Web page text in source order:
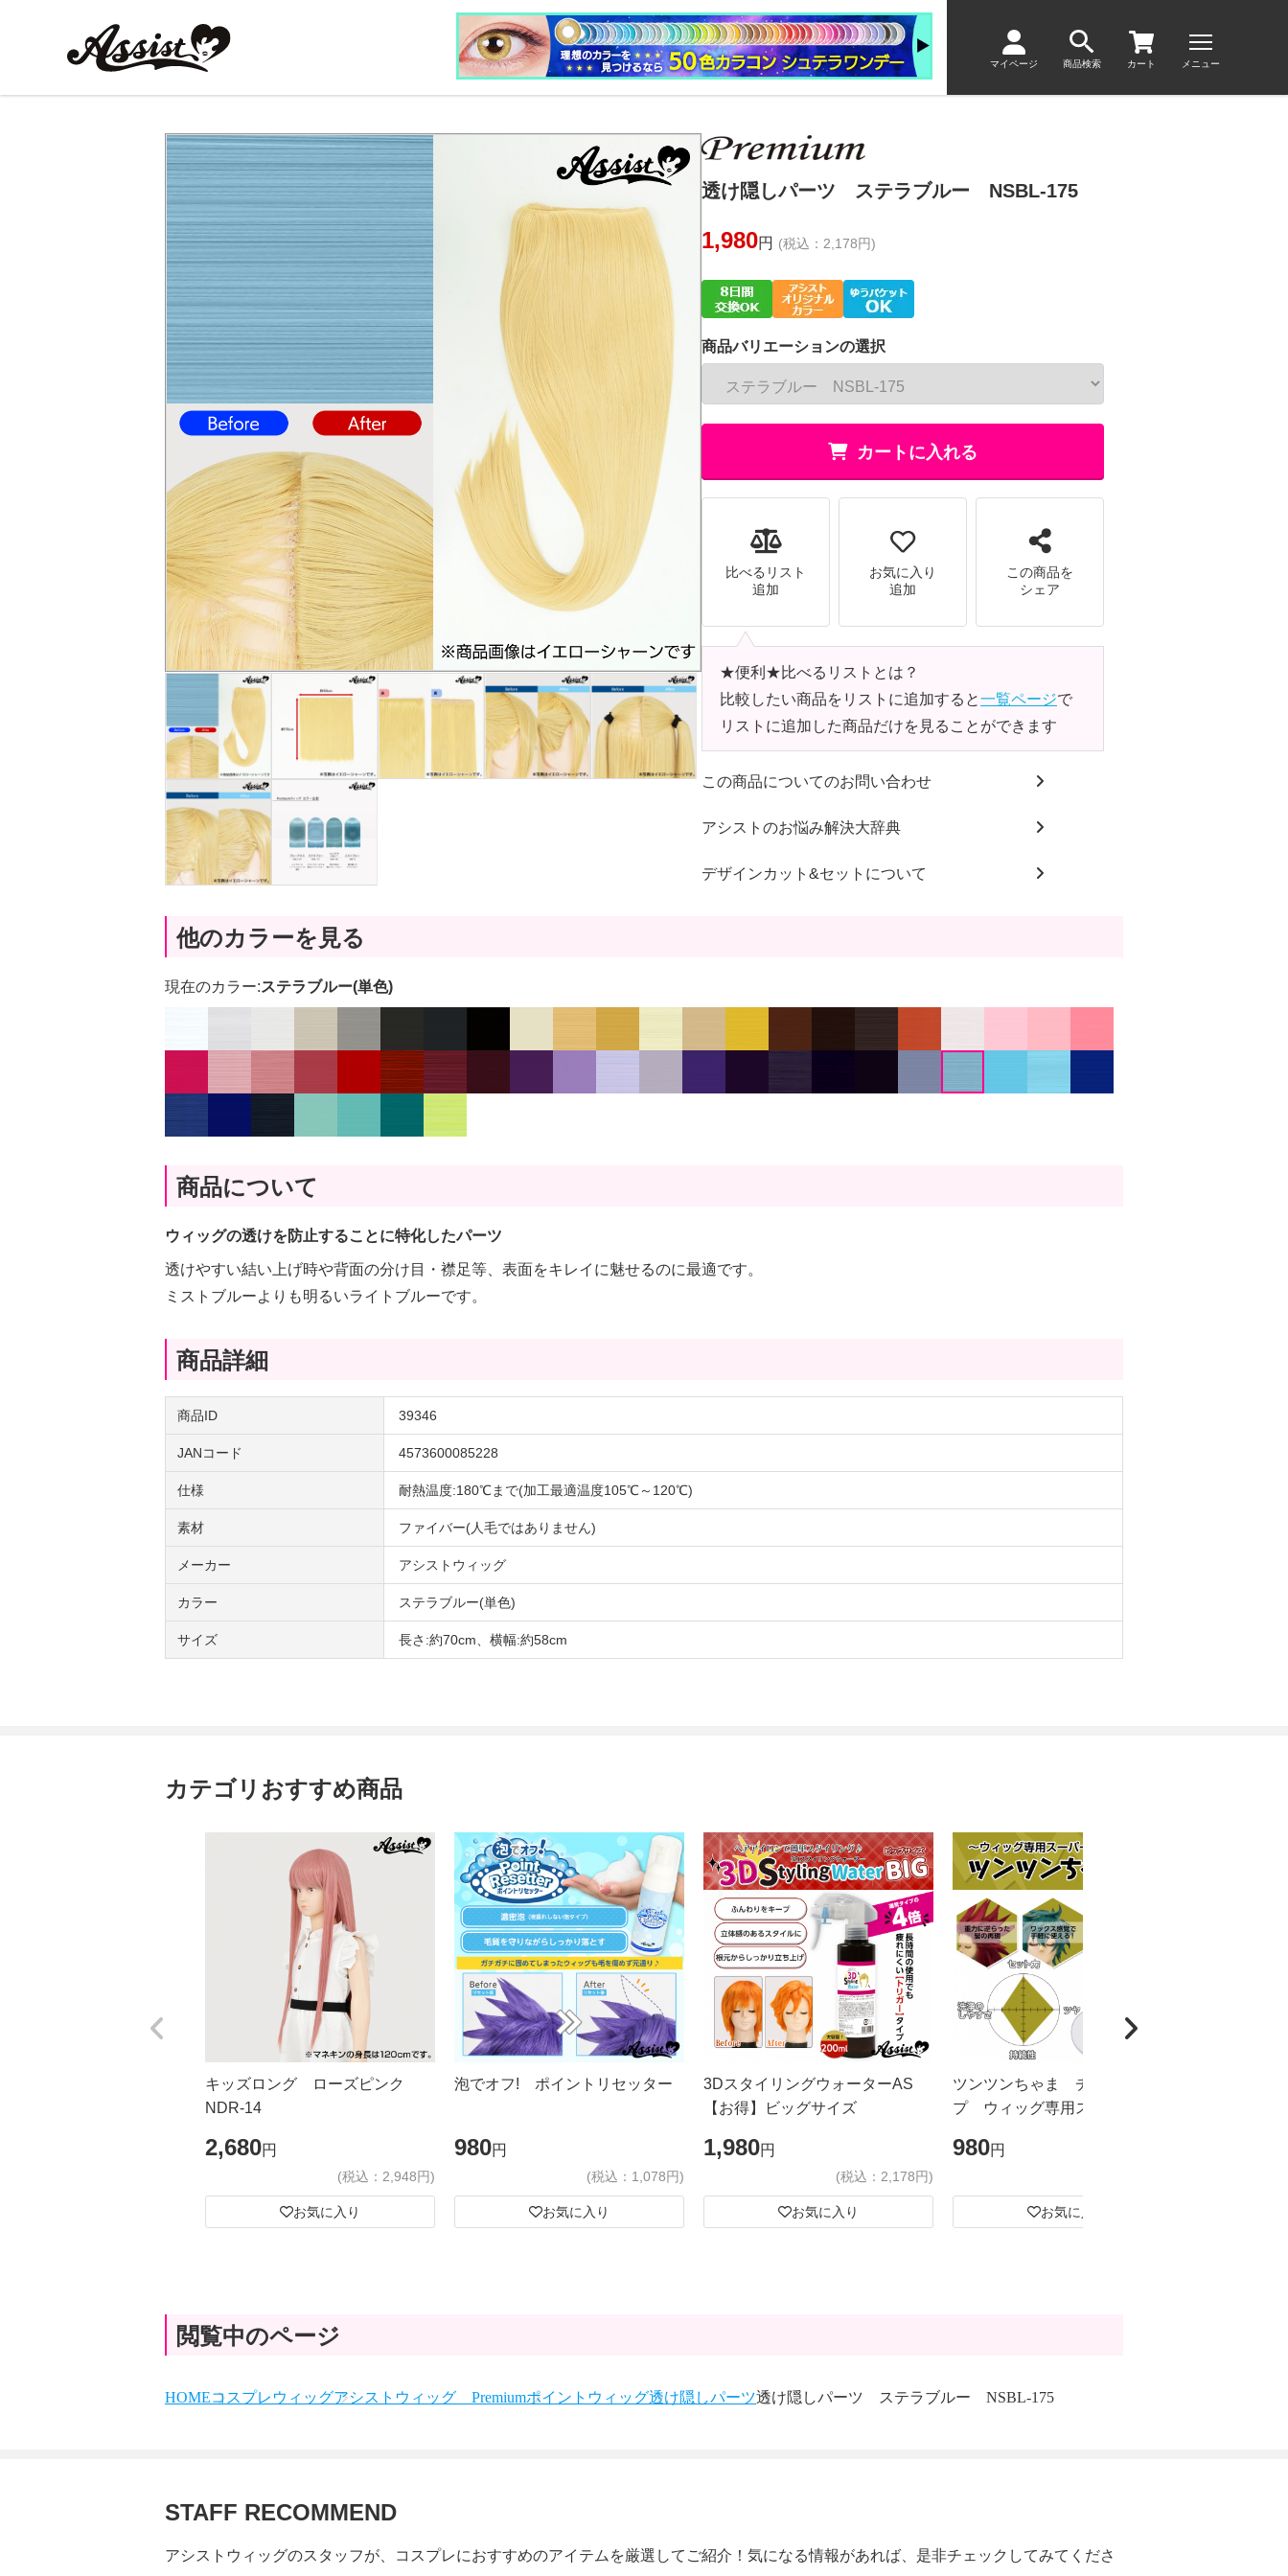
マイページ 商品検索 カート メニュー
透け隠しパーツ ステラブルー NSBL-175
1,980円 (税込：2,178円)
商品バリエーションの選択
カートに入れる
比べるリスト
追加
お気に入り
追加
この商品を
シェア
★便利★比べるリストとは？
比較したい商品をリストに追加すると一覧ページで
リストに追加した商品だけを見ることができます
この商品についてのお問い合わせ
アシストのお悩み解決大辞典
デザインカット&セットについて
他のカラーを見る
現在のカラー:ステラブルー(単色)
商品について
ウィッグの透けを防止することに特化したパーツ
透けやすい結い上げ時や背面の分け目・襟足等、表面をキレイに魅せるのに最適です。
ミストブルーよりも明るいライトブルーです。
商品詳細
商品ID 39346
JANコード 4573600085228
仕様 耐熱温度:180℃まで(加工最適温度105℃～120℃)
素材 ファイバー(人毛ではありません)
メーカー アシストウィッグ
カラー ステラブルー(単色)
サイズ 長さ:約70cm、横幅:約58cm
カテゴリおすすめ商品
キッズロング ローズピンク
NDR-14
2,680円
(税込：2,948円)
お気に入り
泡でオフ! ポイントリセッター
980円
(税込：1,078円)
お気に入り
3DスタイリングウォーターAS
【お得】ビッグサイズ
1,980円
(税込：2,178円)
お気に入り
ツンツンちゃま チューブタイ
プ ウィッグ専用スーパーハード
980円
お気に入り
閲覧中のページ
HOMEコスプレウィッグアシストウィッグ Premiumポイントウィッグ透け隠しパーツ透け隠しパーツ ステラブルー NSBL-175
STAFF RECOMMEND
アシストウィッグのスタッフが、コスプレにおすすめのアイテムを厳選してご紹介！気になる情報があれば、是非チェックしてみてくださ